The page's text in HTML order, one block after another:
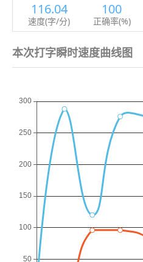
116.04
速度(字/分)
100
正确率(%)
本次打字瞬时速度曲线图